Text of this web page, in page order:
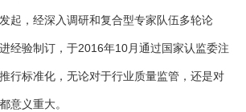
起，经深入调研和复合型专家队伍多轮论
经验制订，于2016年10月通过国家认监委注
行标准化，无论对于行业质量监管，还是对
意义重大。